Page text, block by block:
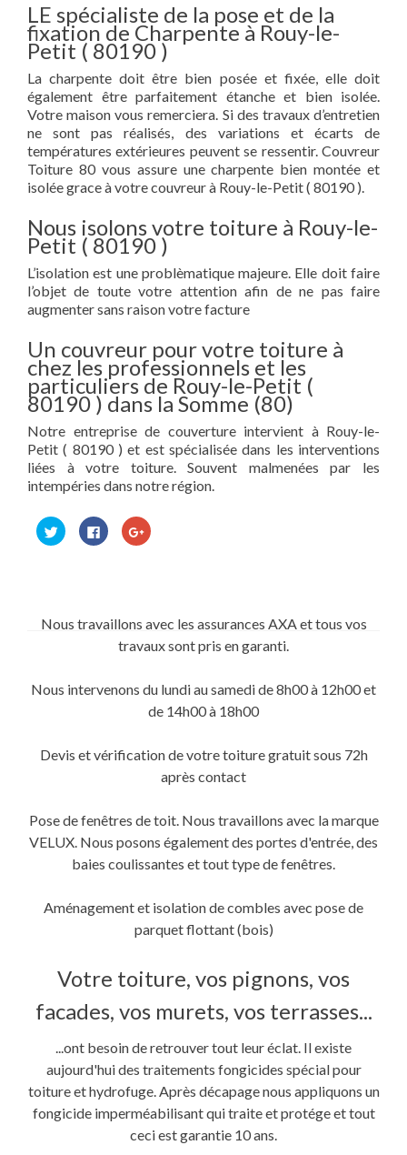
LE spécialiste de la pose et de la
fixation de Charpente à Rouy-le-
Petit ( 80190 )
La charpente doit être bien posée et fixée, elle doit
également être parfaitement étanche et bien isolée.
Votre maison vous remerciera. Si des travaux d’entretien
ne sont pas réalisés, des variations et écarts de
températures extérieures peuvent se ressentir. Couvreur
Toiture 80 vous assure une charpente bien montée et
isolée grace à votre couvreur à Rouy-le-Petit ( 80190 ).
Nous isolons votre toiture à Rouy-le-
Petit ( 80190 )
L’isolation est une problèmatique majeure. Elle doit faire
l’objet de toute votre attention afin de ne pas faire
augmenter sans raison votre facture
Un couvreur pour votre toiture à
chez les professionnels et les
particuliers de Rouy-le-Petit (
80190 ) dans la Somme (80)
Notre entreprise de couverture intervient à Rouy-le-
Petit ( 80190 ) et est spécialisée dans les interventions
liées à votre toiture. Souvent malmenées par les
intempéries dans notre région.
Cliquez
pour
partager
Cliquez
pour
partager
Cliquez
pour
fenêtre)
Nous travaillons avec les assurances AXA et tous vos
travaux sont pris en garanti.
Nous intervenons du lundi au samedi de 8h00 à 12h00 et
de 14h00 à 18h00
Devis et vérification de votre toiture gratuit sous 72h
après contact
Pose de fenêtres de toit. Nous travaillons avec la marque
VELUX. Nous posons également des portes d'entrée, des
baies coulissantes et tout type de fenêtres.
Aménagement et isolation de combles avec pose de
parquet flottant (bois)
Votre toiture, vos pignons, vos
facades, vos murets, vos terrasses...
...ont besoin de retrouver tout leur éclat. Il existe
aujourd'hui des traitements fongicides spécial pour
toiture et hydrofuge. Après décapage nous appliquons un
fongicide imperméabilisant qui traite et protége et tout
ceci est garantie 10 ans.